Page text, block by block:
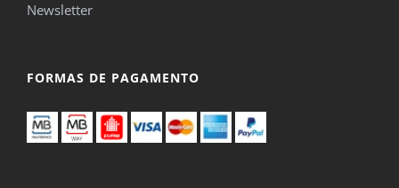
Newsletter
FORMAS DE PAGAMENTO